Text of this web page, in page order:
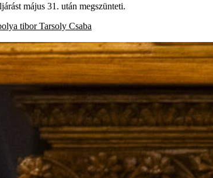
május 31. után megszünteti.
tibor Tarsoly Csaba